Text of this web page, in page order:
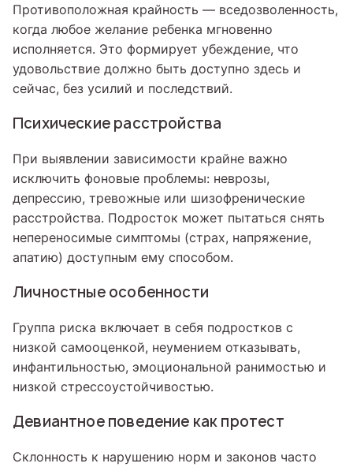
Противоположная крайность — вседозволенность,
когда любое желание ребенка мгновенно
исполняется. Это формирует убеждение, что
удовольствие должно быть доступно здесь и
сейчас, без усилий и последствий.
Психические расстройства
При выявлении зависимости крайне важно
исключить фоновые проблемы: неврозы,
депрессию, тревожные или шизофренические
расстройства. Подросток может пытаться снять
непереносимые симптомы (страх, напряжение,
апатию) доступным ему способом.
Личностные особенности
Группа риска включает в себя подростков с
низкой самооценкой, неумением отказывать,
инфантильностью, эмоциональной ранимостью и
низкой стрессоустойчивостью.
Девиантное поведение как протест
Склонность к нарушению норм и законов часто